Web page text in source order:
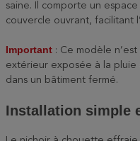
saine. Il comporte un
couvercle ouvrant, facilitant
Important : Ce modèle
extérieur exposée à la pluie
dans un bâtiment fermé.
Installation simple